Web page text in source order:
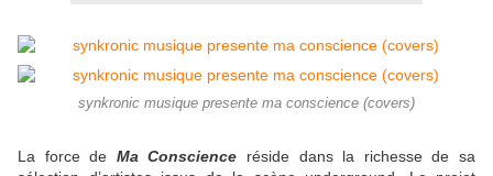
synkronic musique presente ma conscience (covers)
La force de Ma Conscience réside dans la richesse de sa